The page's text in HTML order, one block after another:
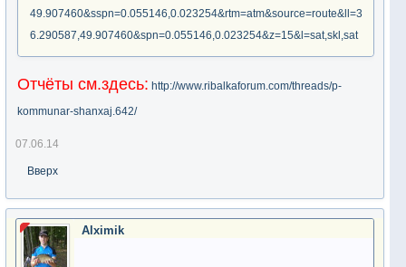
49.907460&sspn=0.055146,0.023254&rtm=atm&source=route&ll=3
6.290587,49.907460&spn=0.055146,0.023254&z=15&l=sat,skl,sat
Отчёты см.здесь: http://www.ribalkaforum.com/threads/p-
kommunar-shanxaj.642/
07.06.14
Вверх
Alximik